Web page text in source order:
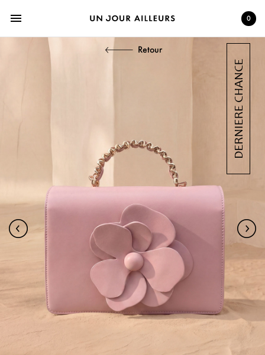
menu 0
Retour